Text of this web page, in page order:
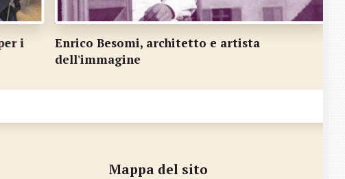
Enrico Besomi, architetto e artista
dell'immagine
Mappa del sito